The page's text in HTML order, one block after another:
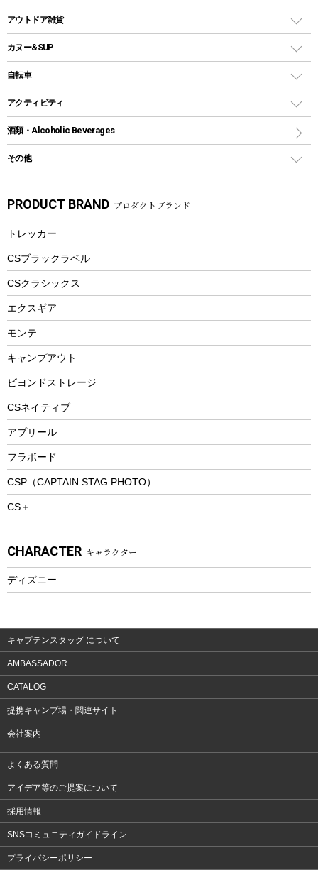
パラソル
テントアクセサリー
ペグ
グランドシート
ガイドロープ
ツール
鉄板、アミ
焚き火台&ストーブ
火起こし
バーベキューツール
クッカーセット
シェラカップ
クッキングツール
ナイフ
カトラリー
マグカップ、カップ
ステンレスボトル
フードボトル
トレー
ランチョンマット
ランチボックス
コップ付きタイプ
ワンタッチタイプ
プラスチックボトル
ディズニーボトル
クーラーバッグ
ウォータージャグ
保冷剤
アウトドアキャリー
アウトドア雑貨
バックパック&バッグ
リュック、バックパック
トートバッグ、サコッシュ
ショッピングキャリー
その他アウトドア雑貨
スプレー関係
ツール、他
カヌー&SUP
インフレータブル
カヤック
パドル
ヘルメット
エアーポンプ
アクセサリー
自転車
折りたたみ自転車
スポーツサイクル
シティサイクル
自転車ウェア
アクティビティ
マリン
ラッシュガード
パラソル
フローティングベスト
ヘルメット
エアーポンプ
ビーチテント
ウィンター
スノーシュー
防寒ウェア
トレッキング
トレッキングアクセサリー
プレイグッズ
ウェルネス
ウェア、タオル
ウェア
酒類・Alcoholic Beverages
その他
湯たんぽ
防災用品
PRODUCT BRAND プロダクトブランド
トレッカー
CSブラックラベル
CSクラシックス
エクスギア
モンテ
キャンプアウト
ビヨンドストレージ
CSネイティブ
アプリール
フラボード
CSP（CAPTAIN STAG PHOTO）
CS＋
CHARACTER キャラクター
ディズニー
キャプテンスタッグ について
AMBASSADOR
CATALOG
提携キャンプ場・関連サイト
会社案内
よくある質問
アイデア等のご提案について
採用情報
SNSコミュニティガイドライン
プライバシーポリシー